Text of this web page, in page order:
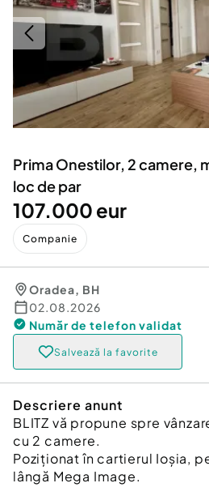
Servicii
Animale de companie
Afaceri și echipamente
Inchiriere Bunuri si Vehicule
Utilaje agricole si industriale
Piese auto si accesorii
Dacia Duster
Prima Onestilor, 2 camere,
loc de par
107.000 eur
Companie
Oradea, BH
02.08.2026
Număr de telefon validat
Salvează la favorite
Descriere anunt
BLITZ vă propune spre
cu 2 camere.
Poziționat în cartierul Ioșia,
lângă Mega Image.